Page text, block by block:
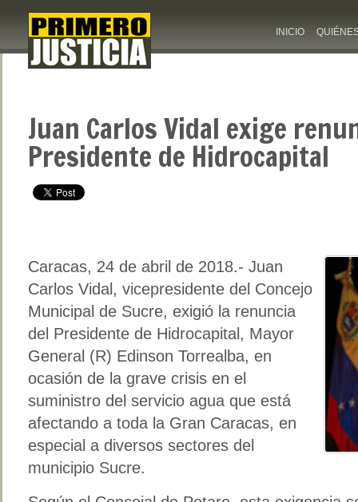
INICIO
Juan Carlos Vidal exige
Presidente de Hidrocapital
Caracas, 24 de abril de 2018.- Juan
Carlos Vidal, vicepresidente del Concejo
Municipal de Sucre, exigió la renuncia
del Presidente de Hidrocapital, Mayor
General (R) Edinson Torrealba, en
ocasión de la grave crisis en el
suministro del servicio agua que está
afectando a toda la Gran Caracas, en
especial a diversos sectores del
municipio Sucre.